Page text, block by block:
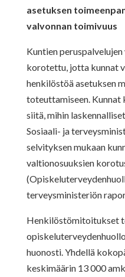
asetuksen
valvonnan toimivuus
Kuntien
korotettu, jotta kunnat
henkilöstöä asetuksen
toteuttamiseen.
siitä, mihin
Sosiaali- ja
selvityksen mukaan
valtionosuuksien
terveysministeriön
Henkilöstömitoitukset
huonosti. Yhdellä
keskimäärin 13 000